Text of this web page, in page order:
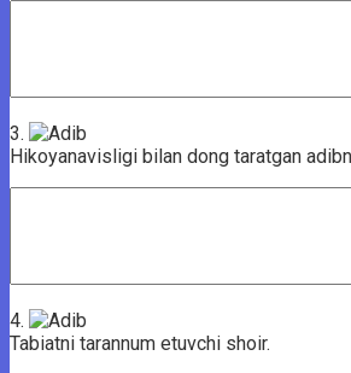
3.
Hikoyanavisligi bilan dong taratgan
4.
Tabiatni tarannum etuvchi shoir.